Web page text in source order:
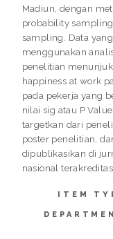
Madiun, dengan
probability
sampling. Data
menggunakan
penelitian
happiness at work
pada pekerja yang
nilai sig atau P
targetkan dari
poster penelitian,
dipublikasikan di
nasional
ITEM